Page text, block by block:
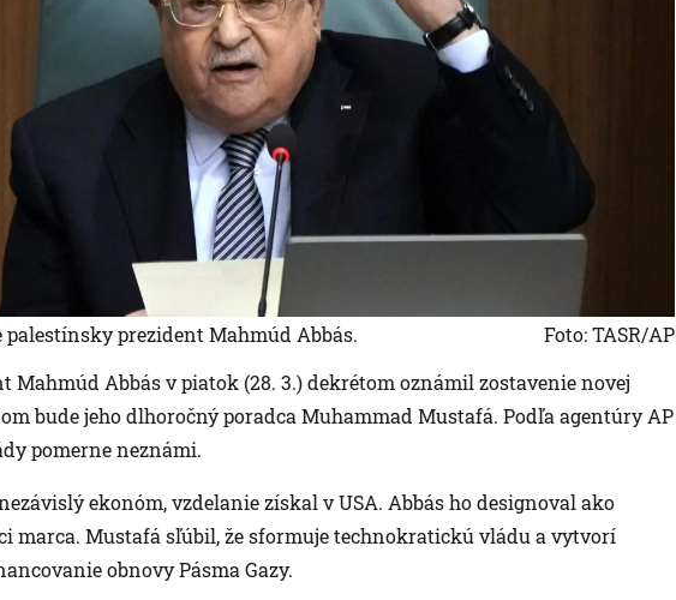
prezident Mahmúd Abbás.
Foto: TASR/AP
Mahmúd Abbás v piatok (28. 3.) dekrétom oznámil zostavenie novej
bude jeho dlhoročný poradca Muhammad Mustafá. Podľa agentúry AP
pomerne neznámi.
ekonóm, vzdelanie získal v USA. Abbás ho designoval ako
marca. Mustafá sľúbil, že sformuje technokratickú vládu a vytvorí
obnovy Pásma Gazy.